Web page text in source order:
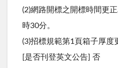
(2)網路開標之開標時間更
時30分。
(3)招標規範第1頁箱子厚度
[是否刊登英文公告] 否